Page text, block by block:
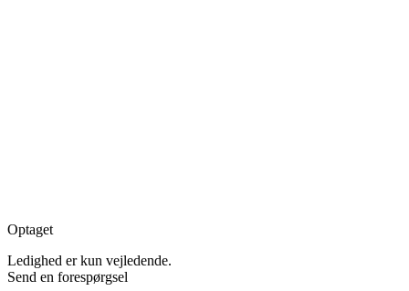
Optaget
Ledighed er kun vejledende.
Send en forespørgsel